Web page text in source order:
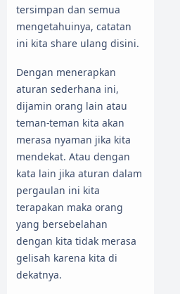
tersimpan dan semua
mengetahuinya, catatan
ini kita share ulang disini.
Dengan menerapkan
aturan sederhana ini,
dijamin orang lain atau
teman-teman kita akan
merasa nyaman jika kita
mendekat. Atau dengan
kata lain jika aturan dalam
pergaulan ini kita
terapakan maka orang
yang bersebelahan
dengan kita tidak merasa
gelisah karena kita di
dekatnya.